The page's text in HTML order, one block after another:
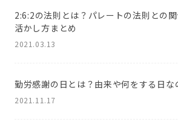
2:6:2の法則とは？パレートの法則との
活かし方まとめ
2021.03.13
勤労感謝の日とは？由来や何をする日な
2021.11.17